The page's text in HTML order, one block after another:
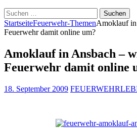
Suchen
nach:
StartseiteFeuerwehr-ThemenAmoklauf
Feuerwehr damit online um?
Amoklauf in Ansbach –
Feuerwehr damit online
18. September 2009